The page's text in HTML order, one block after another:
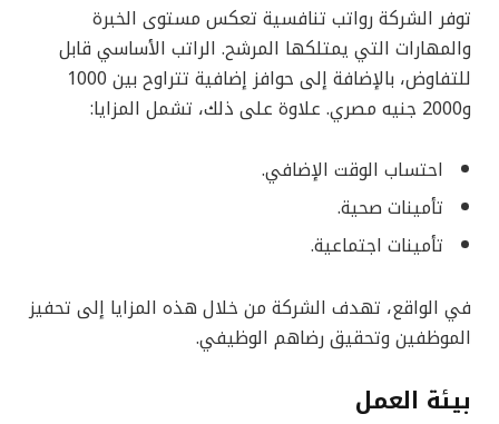
توفر الشركة رواتب تنافسية تعكس مستوى الخبرة
والمهارات التي يمتلكها المرشح. الراتب الأساسي قابل
للتفاوض، بالإضافة إلى حوافز إضافية تتراوح بين 1000
و2000 جنيه مصري. علاوة على ذلك، تشمل المزايا:
احتساب الوقت الإضافي.
تأمينات صحية.
تأمينات اجتماعية.
في الواقع، تهدف الشركة من خلال هذه المزايا إلى تحفيز
الموظفين وتحقيق رضاهم الوظيفي.
بيئة العمل